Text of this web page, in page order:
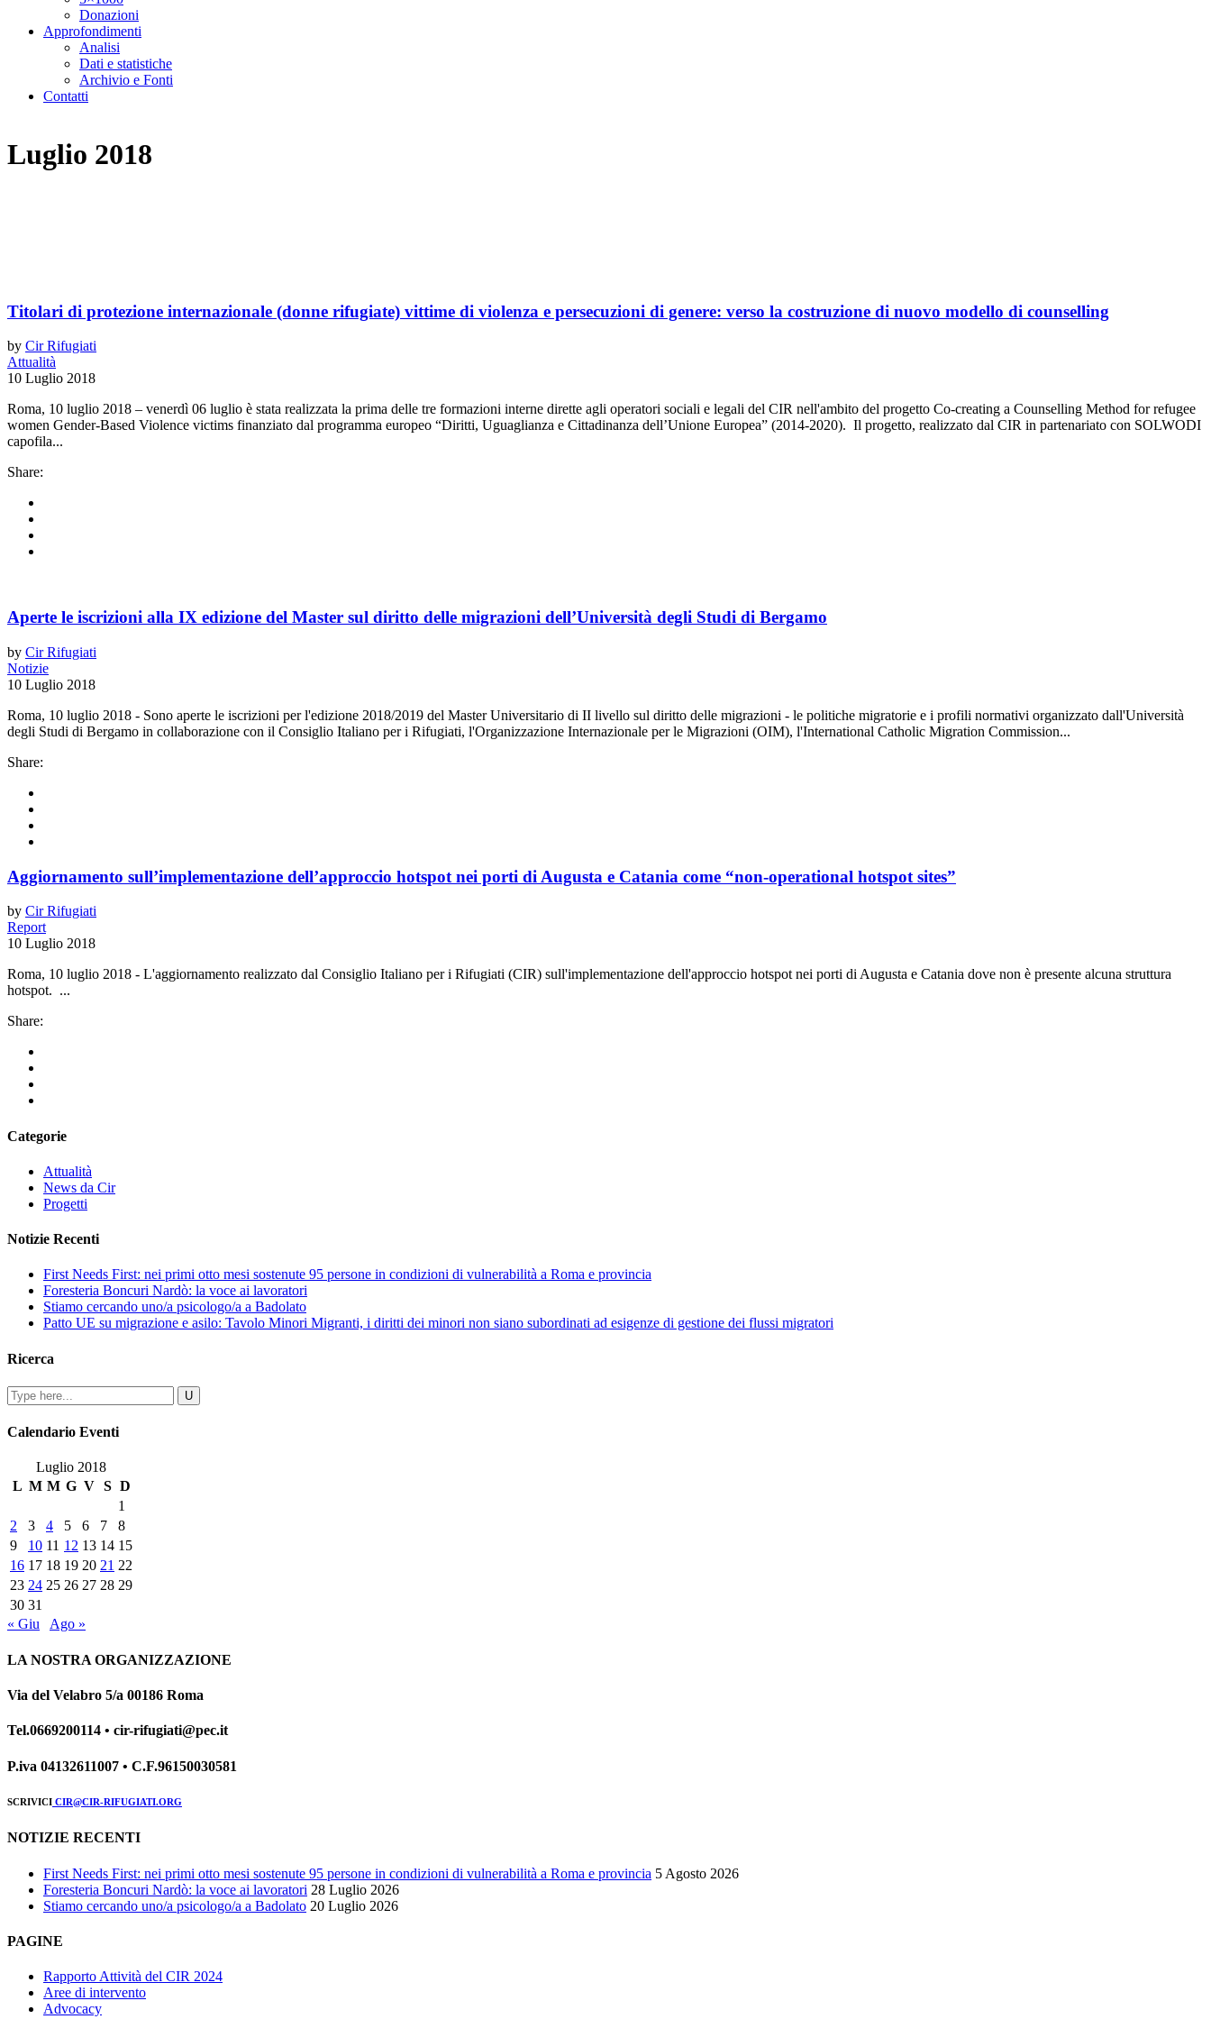
Donazioni
Approfondimenti
Analisi
Dati e statistiche
Archivio e Fonti
Contatti
Luglio 2018
Titolari di protezione internazionale (donne rifugiate) vittime di violenza e persecuzioni di genere: verso la costruzione di nuovo modello di counselling
by Cir Rifugiati
Attualità
10 Luglio 2018
Roma, 10 luglio 2018 – venerdì 06 luglio è stata realizzata la prima delle tre formazioni interne dirette agli operatori sociali e legali del CIR nell'ambito del progetto Co-creating a Counselling Method for refugee
women Gender-Based Violence victims finanziato dal programma europeo “Diritti, Uguaglianza e Cittadinanza dell’Unione Europea” (2014-2020). Il progetto, realizzato dal CIR in partenariato con SOLWODI
capofila...
Share:
Aperte le iscrizioni alla IX edizione del Master sul diritto delle migrazioni dell’Università degli Studi di Bergamo
by Cir Rifugiati
Notizie
10 Luglio 2018
Roma, 10 luglio 2018 - Sono aperte le iscrizioni per l'edizione 2018/2019 del Master Universitario di II livello sul diritto delle migrazioni - le politiche migratorie e i profili normativi organizzato dall'Università
degli Studi di Bergamo in collaborazione con il Consiglio Italiano per i Rifugiati, l'Organizzazione Internazionale per le Migrazioni (OIM), l'International Catholic Migration Commission...
Share:
Aggiornamento sull’implementazione dell’approccio hotspot nei porti di Augusta e Catania come “non-operational hotspot sites”
by Cir Rifugiati
Report
10 Luglio 2018
Roma, 10 luglio 2018 - L'aggiornamento realizzato dal Consiglio Italiano per i Rifugiati (CIR) sull'implementazione dell'approccio hotspot nei porti di Augusta e Catania dove non è presente alcuna struttura
hotspot. ...
Share:
Categorie
Attualità
News da Cir
Progetti
Notizie Recenti
First Needs First: nei primi otto mesi sostenute 95 persone in condizioni di vulnerabilità a Roma e provincia
Foresteria Boncuri Nardò: la voce ai lavoratori
Stiamo cercando uno/a psicologo/a a Badolato
Patto UE su migrazione e asilo: Tavolo Minori Migranti, i diritti dei minori non siano subordinati ad esigenze di gestione dei flussi migratori
Ricerca
Calendario Eventi
Luglio 2018
L M M G V S D
1
2
3 4 5 6 7
8
9
10 11 12 13 14 15
16 17 18 19 20 21 22
23 24 25 26 27 28 29
30 31
« Giu
Ago »
LA NOSTRA ORGANIZZAZIONE
Via del Velabro 5/a 00186 Roma
Tel.0669200114 • cir-rifugiati@pec.it
P.iva 04132611007 • C.F.96150030581
SCRIVICI CIR@CIR-RIFUGIATI.ORG
NOTIZIE RECENTI
First Needs First: nei primi otto mesi sostenute 95 persone in condizioni di vulnerabilità a Roma e provincia 5 Agosto 2026
Foresteria Boncuri Nardò: la voce ai lavoratori 28 Luglio 2026
Stiamo cercando uno/a psicologo/a a Badolato 20 Luglio 2026
PAGINE
Rapporto Attività del CIR 2024
Aree di intervento
Advocacy